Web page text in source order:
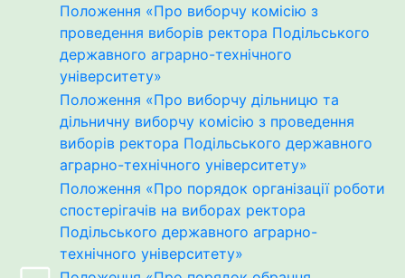
Положення «Про виборчу комісію з
проведення виборів ректора Подільського
державного аграрно-технічного
університету»
Положення «Про виборчу дільницю та
дільничну виборчу комісію з проведення
виборів ректора Подільського державного
аграрно-технічного університету»
Положення «Про порядок організації роботи
спостерігачів на виборах ректора
Подільського державного аграрно-
технічного університету»